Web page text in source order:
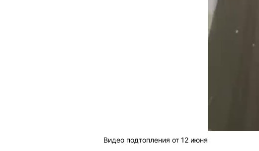
Видео подтопления от 12 июня